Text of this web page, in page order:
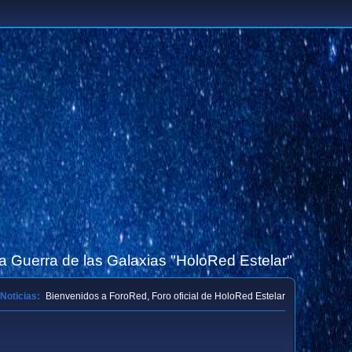
Guerra de las Galaxias "HoloRed Estelar"
Noticias: Bienvenidos a ForoRed, Foro oficial de HoloRed Estelar